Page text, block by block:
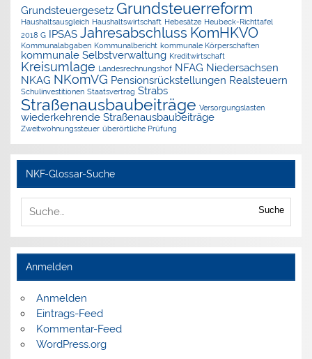
Grundsteuergesetz Grundsteuerreform
Haushaltsausgleich Haushaltswirtschaft Hebesätze Heubeck-Richttafel
2018 G IPSAS Jahresabschluss KomHKVO
Kommunalabgaben Kommunalbericht kommunale Körperschaften
kommunale Selbstverwaltung Kreditwirtschaft
Kreisumlage Landesrechnungshof NFAG Niedersachsen
NKAG NKomVG Pensionsrückstellungen Realsteuern
Schulinvestitionen Staatsvertrag Strabs
Straßenausbaubeiträge Versorgungslasten
wiederkehrende Straßenausbaubeiträge
Zweitwohnungssteuer überörtliche Prüfung
NKF-Glossar-Suche
Suche
Anmelden
Anmelden
Eintrags-Feed
Kommentar-Feed
WordPress.org